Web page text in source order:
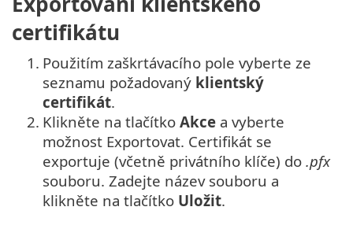
certifikátu
1. Použitím zaškrtávacího pole vyberte ze
seznamu požadovaný klientský
certifikát.
2. Klikněte na tlačítko Akce a vyberte
možnost Exportovat. Certifikát se
exportuje (včetně privátního klíče) do .pfx
souboru. Zadejte název souboru a
klikněte na tlačítko Uložit.